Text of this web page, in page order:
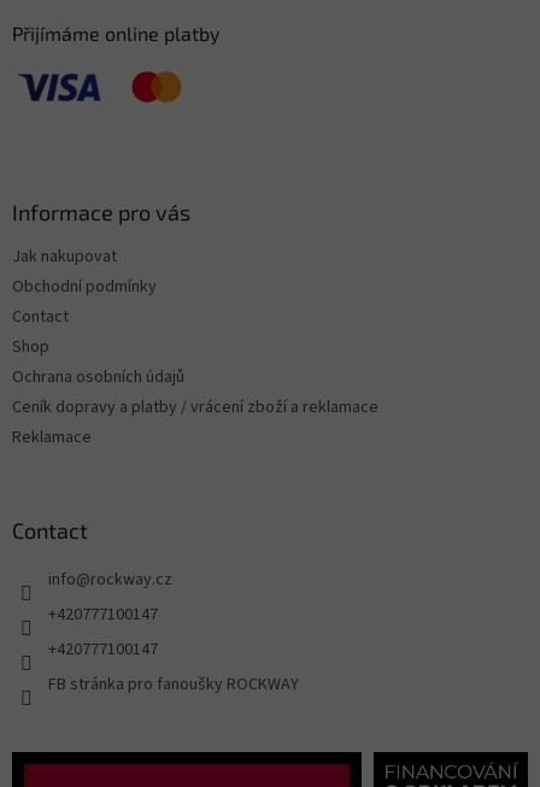
Přijímáme online platby
Informace pro vás
Jak nakupovat
Obchodní podmínky
Contact
Shop
Ochrana osobních údajů
Ceník dopravy a platby / vrácení zboží a reklamace
Reklamace
Contact
info@rockway.cz
+420777100147
+420777100147
FB stránka pro fanoušky ROCKWAY